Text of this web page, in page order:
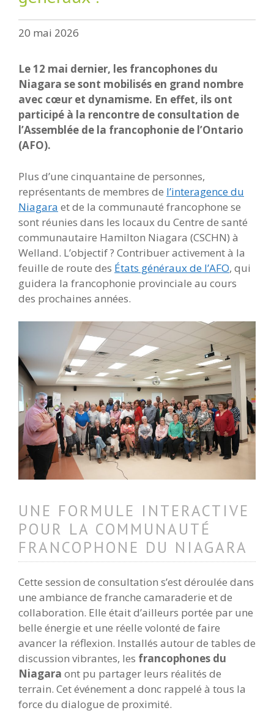
20 mai 2026
Le 12 mai dernier, les francophones du
Niagara se sont mobilisés en grand nombre
avec cœur et dynamisme. En effet, ils ont
participé à la rencontre de consultation de
l’Assemblée de la francophonie de l’Ontario
(AFO).
Plus d’une cinquantaine de personnes,
représentants de membres de l’interagence du
Niagara et de la communauté francophone se
sont réunies dans les locaux du Centre de santé
communautaire Hamilton Niagara (CSCHN) à
Welland. L’objectif ? Contribuer activement à la
feuille de route des États généraux de l’AFO, qui
guidera la francophonie provinciale au cours
des prochaines années.
UNE FORMULE INTERACTIVE
POUR LA COMMUNAUTÉ
FRANCOPHONE DU NIAGARA
Cette session de consultation s’est déroulée dans
une ambiance de franche camaraderie et de
collaboration. Elle était d’ailleurs portée par une
belle énergie et une réelle volonté de faire
avancer la réflexion. Installés autour de tables de
discussion vibrantes, les francophones du
Niagara ont pu partager leurs réalités de
terrain. Cet événement a donc rappelé à tous la
force du dialogue de proximité.